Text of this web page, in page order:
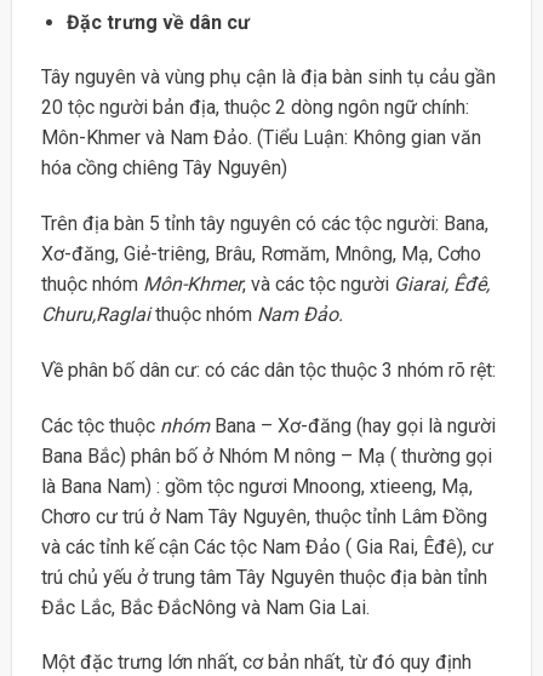
Đặc trưng về dân cư
Tây nguyên và vùng phụ cận là địa bàn sinh tụ cảu gần
20 tộc người bản địa, thuộc 2 dòng ngôn ngữ chính:
Môn-Khmer và Nam Đảo. (Tiểu Luận: Không gian văn
hóa cồng chiêng Tây Nguyên)
Trên địa bàn 5 tỉnh tây nguyên có các tộc người: Bana,
Xơ-đăng, Giẻ-triêng, Brâu, Rơmăm, Mnông, Mạ, Cơho
thuộc nhóm Môn-Khmer, và các tộc người Giarai, Êđê,
Churu,Raglaithuộc nhóm Nam Đảo.
Về phân bố dân cư: có các dân tộc thuộc 3 nhóm rõ rệt:
Các tộc thuộc nhómBana – Xơ-đăng (hay gọi là người
Bana Bắc) phân bố ở Nhóm M nông – Mạ ( thường gọi
là Bana Nam) : gồm tộc ngươi Mnoong, xtieeng, Mạ,
Chơro cư trú ở Nam Tây Nguyên, thuộc tỉnh Lâm Đồng
và các tỉnh kế cận Các tộc Nam Đảo ( Gia Rai, Êđê), cư
trú chủ yếu ở trung tâm Tây Nguyên thuộc địa bàn tỉnh
Đắc Lắc, Bắc ĐắcNông và Nam Gia Lai.
Một đặc trưng lớn nhất, cơ bản nhất, từ đó quy định